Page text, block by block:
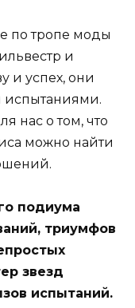
по тропе моды
и
и успех, они
испытаниями.
нас о том, что
можно найти
подиума
триумфов
звезд
испытаний.